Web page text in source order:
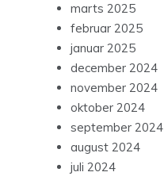
marts 2025
februar 2025
januar 2025
december 2024
november 2024
oktober 2024
september 2024
august 2024
juli 2024